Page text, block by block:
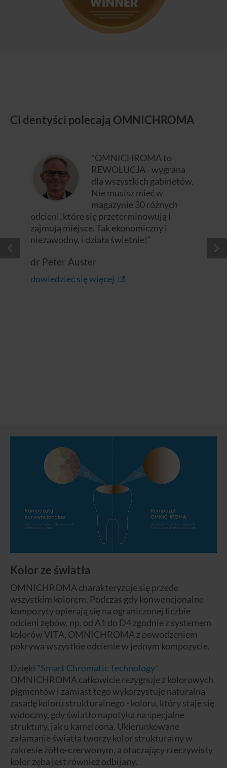
Ci dentyści polecają OMNICHROMA
"OMNICHROMA to
REWOLUCJA - wygrana
dla wszystkich gabinetów.
Nie musisz mieć w
magazynie 30 różnych
odcieni, które się przeterminowują i
zajmują miejsce. Tak ekonomiczny i
niezawodny, i działa świetnie!"
dr Peter Auster
dowiedzieć się więcej
Kolor ze światła
OMNICHROMA charakteryzuje się przede
wszystkim kolorem. Podczas gdy konwencjonalne
kompozyty opierają się na ograniczonej liczbie
odcieni zębów, np. od A1 do D4 zgodnie z systemem
kolorów VITA, OMNICHROMA z powodzeniem
pokrywa wszystkie odcienie w jednym kompozycie.
Dzięki "Smart Chromatic Technology"
OMNICHROMA całkowicie rezygnuje z kolorowych
pigmentów i zamiast tego wykorzystuje naturalną
zasadę koloru strukturalnego - koloru, który staje się
widoczny, gdy światło napotyka na specjalne
struktury, jak u kameleona. Ukierunkowane
załamanie światła tworzy kolor strukturalny w
zakresie żółto-czerwonym, a otaczający rzeczywisty
kolor zęba jest również odbijany.